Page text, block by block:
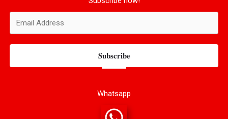
Subscribe
Whatsapp